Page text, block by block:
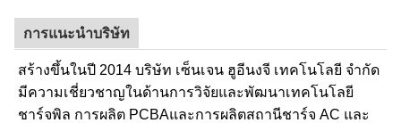
การแนะนําบริษัท
สร้างขึ้นในปี 2014 บริษัท เซ็นเจน ฮูอีนงจี เทคโนโลยี จํากัด
มีความเชี่ยวชาญในด้านการวิจัยและพัฒนาเทคโนโลยี
ชาร์จพิล การผลิต PCBAและการผลิตสถานีชาร์จ AC และ